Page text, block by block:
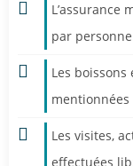
L’assurance
par
Les
mentionnées
Les visites,
effectuées